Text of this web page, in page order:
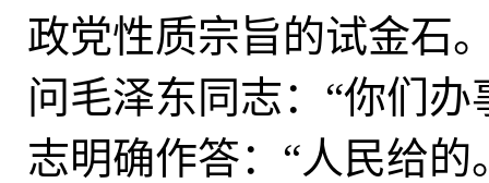
政党性质宗旨的试金石
问毛泽东同志：“你们
志明确作答：“人民给